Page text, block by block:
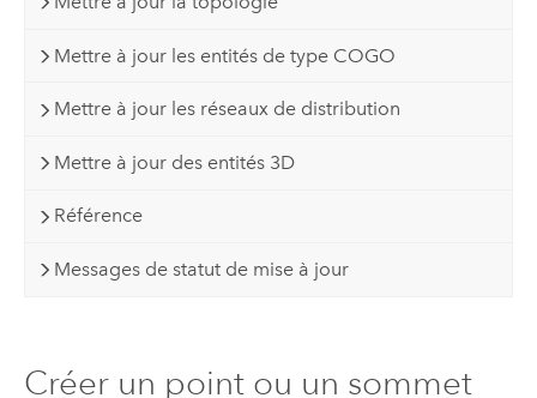
Mettre à jour les entités de type COGO
Mettre à jour les réseaux de distribution
Mettre à jour des entités 3D
Référence
Messages de statut de mise à jour
Créer un point ou un sommet